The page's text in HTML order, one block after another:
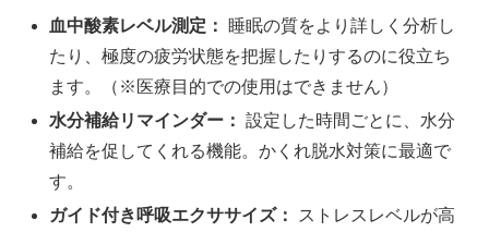
血中酸素レベル測定：
睡眠の質をより詳しく分析し
たり、極度の疲労状態を把握したりするのに役立ち
ます。（※医療目的での使用はできません）
水分補給リマインダー： 設定した時間ごとに、水分
補給を促してくれる機能。かくれ脱水対策に最適で
す。
ガイド付き呼吸エクササイズ：
ストレスレベルが高